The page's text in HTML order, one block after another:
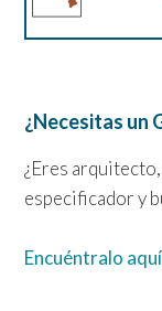
¿Necesitas un
¿Eres
especificador y
Encuéntralo aquí